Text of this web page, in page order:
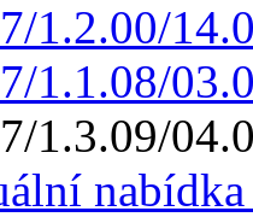
1.2.00/
1.1.08/
1.3.09/
nabídka